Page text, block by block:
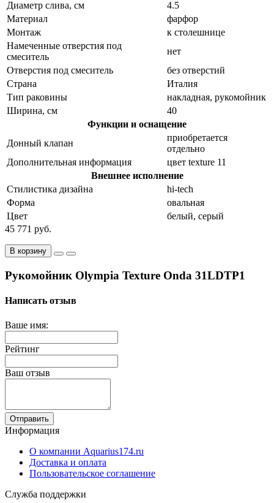
Диаметр слива, см
4.5
Материал
фарфор
Монтаж
к столешнице
Намеченные отверстия под
смеситель
нет
Отверстия под смеситель
без отверстий
Страна
Италия
Тип раковины
накладная, рукомойник
Ширина, см
40
Функции и оснащение
Донный клапан
приобретается
отдельно
Дополнительная информация
цвет texture 11
Внешнее исполнение
Стилистика дизайна
hi-tech
Форма
овальная
Цвет
белый, серый
45 771 руб.
В корзину
Рукомойник Olympia Texture Onda 31LDTP1
Написать отзыв
Ваше имя:
Рейтинг
Ваш отзыв
Отправить
Информация
О компании Aquarius174.ru
Доставка и оплата
Пользовательское соглашение
Служба поддержки